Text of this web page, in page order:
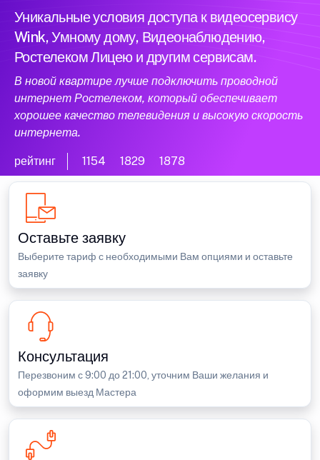
Уникальные условия доступа к видеосервису
Wink, Умному дому, Видеонаблюдению,
Ростелеком Лицею и другим сервисам.
В новой квартире лучше подключить проводной
интернет Ростелеком, который обеспечивает
хорошее качество телевидения и высокую скорость
интернета.
рейтинг 1154 1829 1878
Оставьте заявку
Выберите тариф с необходимыми Вам опциями и оставьте
заявку
Консультация
Перезвоним с 9:00 до 21:00, уточним Ваши желания и
оформим выезд Мастера